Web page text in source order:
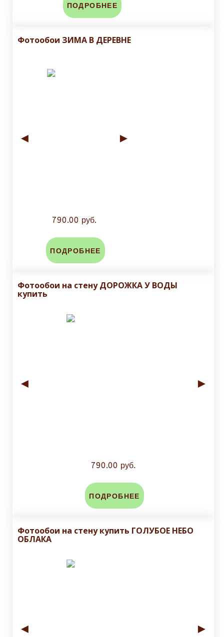
ПОДРОБНЕЕ
Фотообои ЗИМА В ДЕРЕВНЕ
◄ ►
790.00 руб.
ПОДРОБНЕЕ
Фотообои на стену ДОРОЖКА У ВОДЫ
купить
◄ ►
790.00 руб.
ПОДРОБНЕЕ
Фотообои на стену купить ГОЛУБОЕ НЕБО
ОБЛАКА
◄ ►